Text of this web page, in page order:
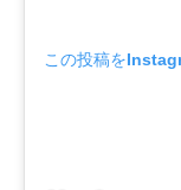
この投稿を